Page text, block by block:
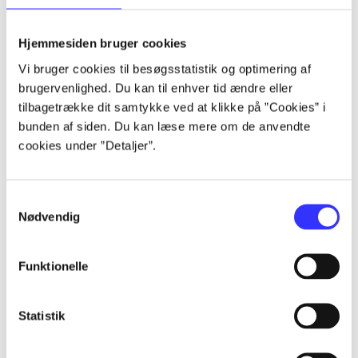
Hjemmesiden bruger cookies
Vi bruger cookies til besøgsstatistik og optimering af
brugervenlighed. Du kan til enhver tid ændre eller
tilbagetrække dit samtykke ved at klikke på ”Cookies” i
bunden af siden. Du kan læse mere om de anvendte
cookies under ”Detaljer”.
Nødvendig
Funktionelle
Statistik
lorem ipsum dolor sit amet ...
lorem ipsum dolor sit amet ...
lorem ipsum dolor sit amet ...
lorem ipsum dolor sit amet ...
lorem ipsum dolor sit amet ...